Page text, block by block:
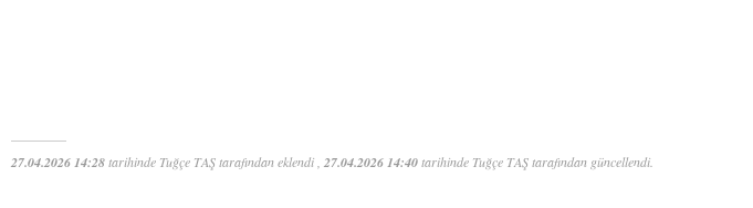
27.04.2026 14:28tarihinde Tuğçe TAŞ tarafından eklendi , 27.04.2026 14:40tarihinde Tuğçe TAŞ tarafından güncellendi.